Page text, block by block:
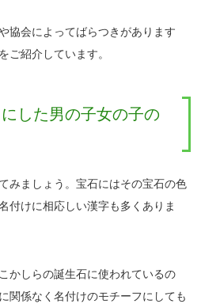
協会によってばらつきがあります
ご紹介しています。
した男の子女の子の
みましょう。宝石にはその宝石の色
付けに相応しい漢字も多くありま
かしらの誕生石に使われているの
関係なく名付けのモチーフにしても